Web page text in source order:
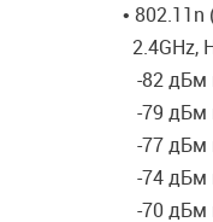
• 802.11n
2.4GHz,
-82 дБм
-79 дБм
-77 дБм
-74 дБм
-70 дБм